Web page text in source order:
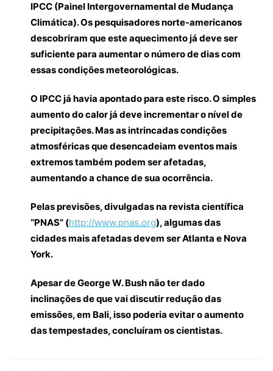
IPCC (Painel Intergovernamental de Mudança
Climática). Os pesquisadores norte-americanos
descobriram que este aquecimento já deve ser
suficiente para aumentar o número de dias com
essas condições meteorológicas.
O IPCC já havia apontado para este risco. O simples
aumento do calor já deve incrementar o nível de
precipitações. Mas as intrincadas condições
atmosféricas que desencadeiam eventos mais
extremos também podem ser afetadas,
aumentando a chance de sua ocorrência.
Pelas previsões, divulgadas na revista científica
“PNAS” (http://www.pnas.org), algumas das
cidades mais afetadas devem ser Atlanta e Nova
York.
Apesar de George W. Bush não ter dado
inclinações de que vai discutir redução das
emissões, em Bali, isso poderia evitar o aumento
das tempestades, concluíram os cientistas.